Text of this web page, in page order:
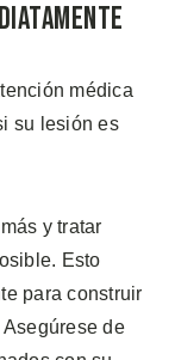
médica
su lesión es
y tratar
Esto
para construir
de